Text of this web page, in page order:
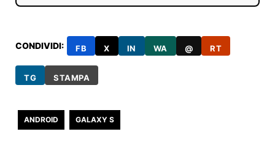
CONDIVIDI: FB X IN WA @ RT
TG STAMPA
ANDROID GALAXY S